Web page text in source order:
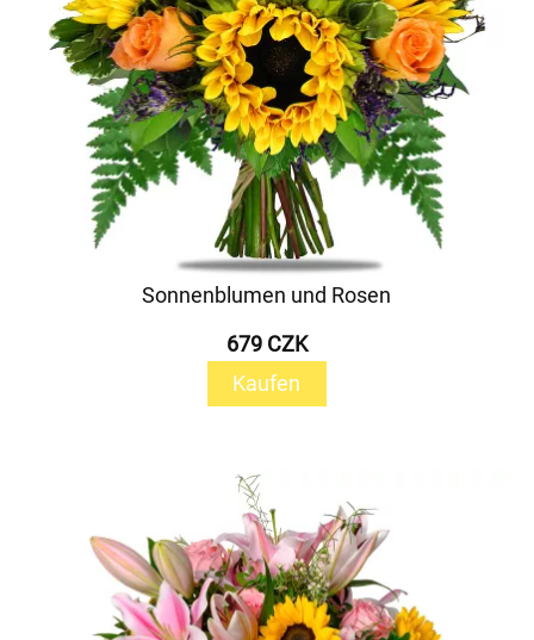
Sonnenblumen und Rosen
679 CZK
Kaufen